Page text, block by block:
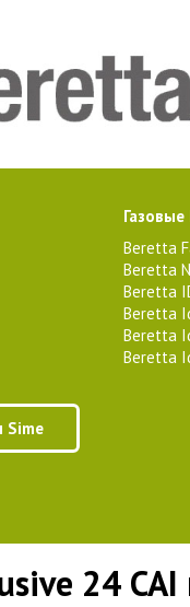
Sime
Beretta
Beretta
Beretta
Beretta
Beretta
Beretta
24